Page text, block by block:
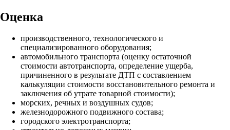
Оценка
производственного, технологического и
специализированного оборудования;
автомобильного транспорта (оценку остаточной
стоимости автотранспорта, определение ущерба,
причиненного в результате ДТП с составлением
калькуляции стоимости восстановительного ремонта и
заключения об утрате товарной стоимости);
морских, речных и воздушных судов;
железнодорожного подвижного состава;
городского электротранспорта;